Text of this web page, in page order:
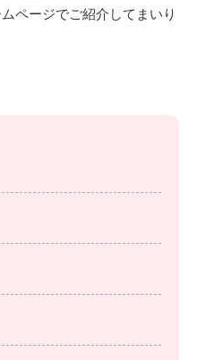
ページでご紹介してまいり